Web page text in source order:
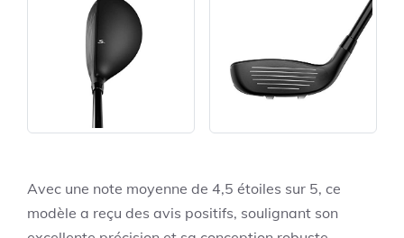
Avec une note moyenne de 4,5 étoiles sur 5, ce
modèle a reçu des avis positifs, soulignant son